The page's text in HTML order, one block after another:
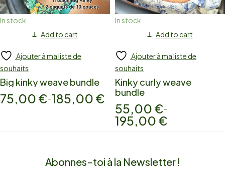
In stock
Add to cart
Ajouter à ma liste de
souhaits
Big kinky weave bundle
75,00 €–185,00 €
In stock
Add to cart
Ajouter à ma liste de
souhaits
Kinky curly weave
bundle
55,00 €–
195,00 €
Abonnes-toi à la Newsletter !